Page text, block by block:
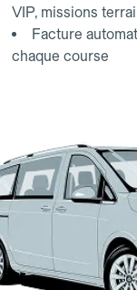
VIP, missions
Facture
chaque course